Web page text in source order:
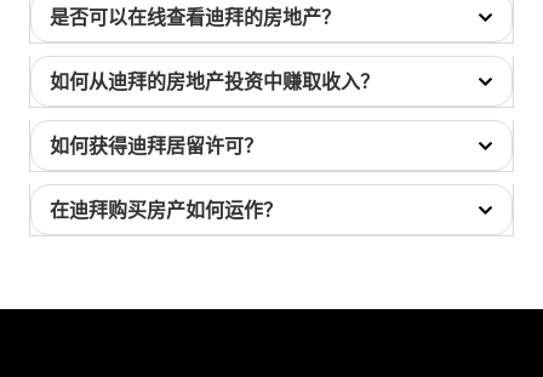
是否可以在线查看迪拜的房地产？
如何从迪拜的房地产投资中赚取收入？
如何获得迪拜居留许可？
在迪拜购买房产如何运作？